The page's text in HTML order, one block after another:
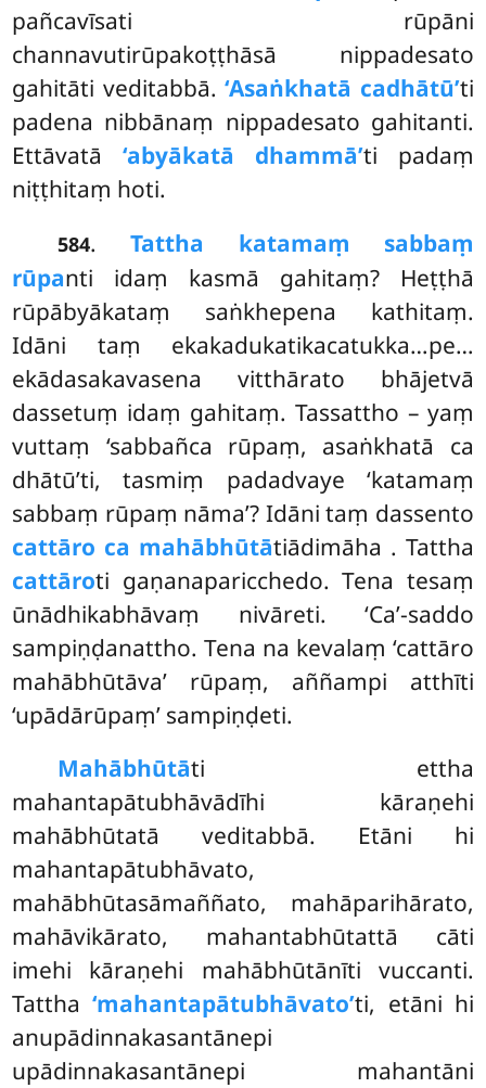
pañcavīsati rūpāni
channavutirūpakoṭṭhāsā nippadesato
gahitāti veditabbā.‘Asaṅkhatā cadhātū’ti
padena nibbānaṃ nippadesato gahitanti.
Ettāvatā‘abyākatā dhammā’ti padaṃ
niṭṭhitaṃ hoti.
584.Tattha katamaṃ sabbaṃ
rūpanti idaṃ kasmā gahitaṃ? Heṭṭhā
rūpābyākataṃ saṅkhepena kathitaṃ.
Idāni taṃ ekakadukatikacatukka…pe…
ekādasakavasena vitthārato bhājetvā
dassetuṃ idaṃ gahitaṃ. Tassattho – yaṃ
vuttaṃ ‘sabbañca rūpaṃ, asaṅkhatā ca
dhātū’ti, tasmiṃ padadvaye ‘katamaṃ
sabbaṃ rūpaṃ nāma’? Idāni taṃ dassento
cattāro ca mahābhūtātiādimāha . Tattha
cattāroti gaṇanaparicchedo. Tena tesaṃ
ūnādhikabhāvaṃ nivāreti. ‘Ca’-saddo
sampiṇḍanattho. Tena na kevalaṃ ‘cattāro
mahābhūtāva’ rūpaṃ, aññampi atthīti
‘upādārūpaṃ’ sampiṇḍeti.
Mahābhūtāti ettha
mahantapātubhāvādīhi kāraṇehi
mahābhūtatā veditabbā. Etāni hi
mahantapātubhāvato,
mahābhūtasāmaññato, mahāparihārato,
mahāvikārato, mahantabhūtattā cāti
imehi kāraṇehi mahābhūtānīti vuccanti.
Tattha‘mahantapātubhāvato’ti, etāni hi
anupādinnakasantānepi
upādinnakasantānepi mahantāni